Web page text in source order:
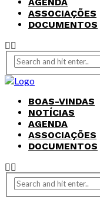
ASSOCIAÇÕES
DOCUMENTOS
BOAS-VINDAS
NOTÍCIAS
AGENDA
ASSOCIAÇÕES
DOCUMENTOS